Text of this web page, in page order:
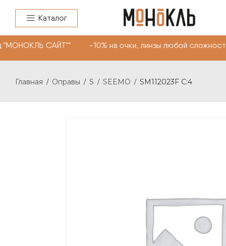
Каталог
САЙТ"" -10% на очки, линзы любой
Главная / Оправы / S / SEEMO / SM112023F C:4